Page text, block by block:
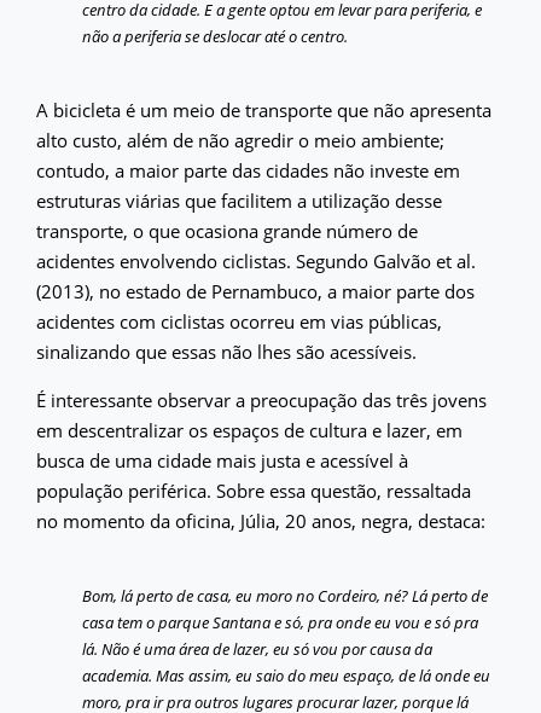
centro da cidade. E a gente optou em levar para periferia, e
não a periferia se deslocar até o centro.
A bicicleta é um meio de transporte que não apresenta
alto custo, além de não agredir o meio ambiente;
contudo, a maior parte das cidades não investe em
estruturas viárias que facilitem a utilização desse
transporte, o que ocasiona grande número de
acidentes envolvendo ciclistas. Segundo Galvão et al.
(2013), no estado de Pernambuco, a maior parte dos
acidentes com ciclistas ocorreu em vias públicas,
sinalizando que essas não lhes são acessíveis.
É interessante observar a preocupação das três jovens
em descentralizar os espaços de cultura e lazer, em
busca de uma cidade mais justa e acessível à
população periférica. Sobre essa questão, ressaltada
no momento da oficina, Júlia, 20 anos, negra, destaca:
Bom, lá perto de casa, eu moro no Cordeiro, né? Lá perto de
casa tem o parque Santana e só, pra onde eu vou e só pra
lá. Não é uma área de lazer, eu só vou por causa da
academia. Mas assim, eu saio do meu espaço, de lá onde eu
moro, pra ir pra outros lugares procurar lazer, porque lá